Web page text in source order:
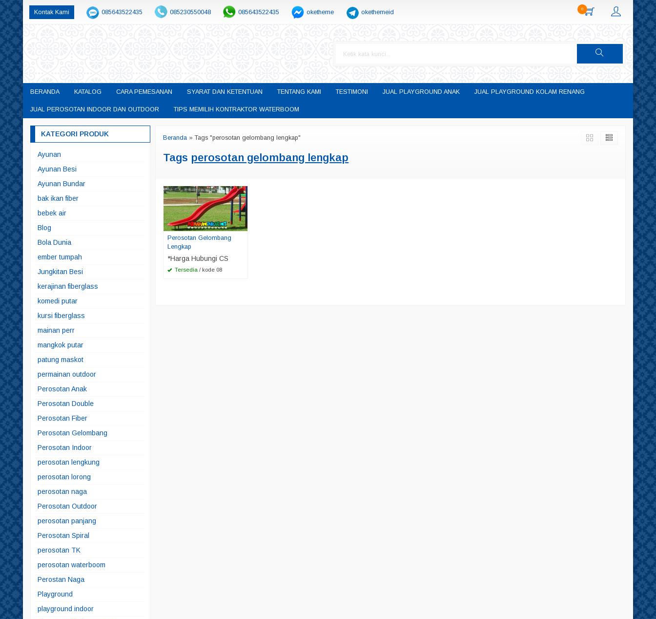
Kontak Kami 085643522435 085230550048 085643522435 oketheme okethemeid 0
BERANDA KATALOG CARA PEMESANAN SYARAT DAN KETENTUAN TENTANG KAMI TESTIMONI JUAL PLAYGROUND ANAK JUAL PLAYGROUND KOLAM RENANG
JUAL PEROSOTAN INDOOR DAN OUTDOOR TIPS MEMILIH KONTRAKTOR WATERBOOM
Beranda »Tags "perosotan gelombang lengkap"
Tags perosotan gelombang lengkap
Perosotan Gelombang
Lengkap
*Harga Hubungi CS
Tersedia / kode 08
KATEGORI PRODUK
Ayunan
Ayunan Besi
Ayunan Bundar
bak ikan fiber
bebek air
Blog
Bola Dunia
ember tumpah
Jungkitan Besi
kerajinan fiberglass
komedi putar
kursi fiberglass
mainan perr
mangkok putar
patung maskot
permainan outdoor
Perosotan Anak
Perosotan Double
Perosotan Fiber
Perosotan Gelombang
Perosotan Indoor
perosotan lengkung
perosotan lorong
perosotan naga
Perosotan Outdoor
perosotan panjang
Perosotan Spiral
perosotan TK
perosotan waterboom
Perostan Naga
Playground
playground indoor